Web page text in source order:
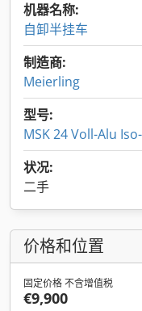
机器名称:
自卸半挂车
制造商:
Meierling
型号:
MSK 24 Voll-Alu
状况:
二手
价格和位置
固定价格 不含增值税
€9,900